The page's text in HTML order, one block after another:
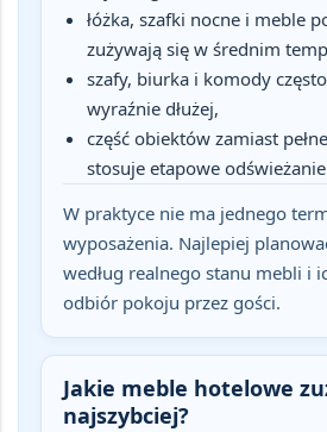
łóżka, szafki nocne i meble
zużywają się w średnim
szafy, biurka i komody
wyraźnie dłużej,
część obiektów zamiast
stosuje etapowe
W praktyce nie ma jednego
wyposażenia. Najlepiej
według realnego stanu mebli i
odbiór pokoju przez gości.
Jakie meble hotelowe
najszybciej?